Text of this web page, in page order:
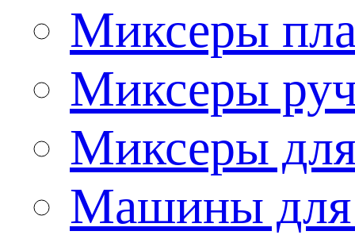
Миксеры
Миксеры
Миксеры
Машины для